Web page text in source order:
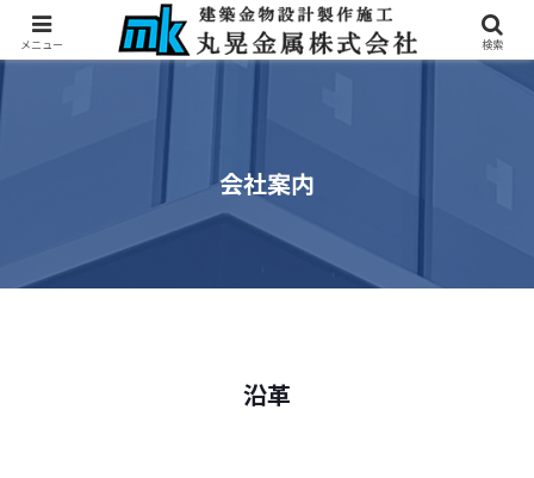
会社案内
沿革
メニュー 検索